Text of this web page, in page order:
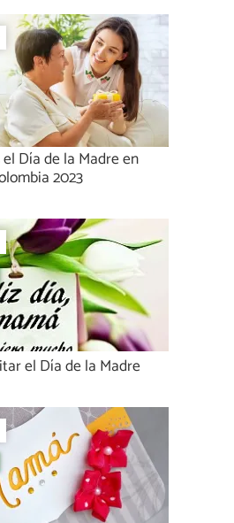
Día de la Madre en
2023
el Día de la Madre